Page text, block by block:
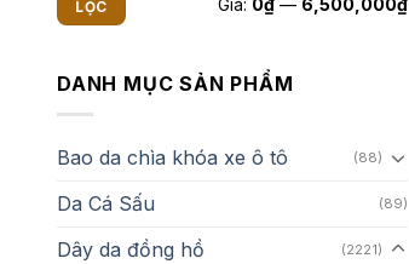
thiểu
đa
LỌC Giá: 0₫ — 6,500,000₫
DANH MỤC SẢN PHẨM
Bao da chìa khóa xe ô tô (88)
Da Cá Sấu (89)
Dây da đồng hồ (2221)